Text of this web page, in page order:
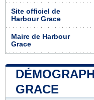
Site officiel de
Harbour Grace
Maire de Harbour
Grace
GRACE